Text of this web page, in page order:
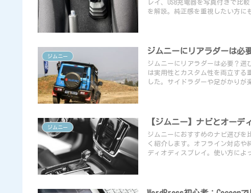
レイ、USB充電器を写真付きで比
を解説。純正感を重視したい方に
ジムニー
ジムニーにリアラダーは必
ジムニーにリアラダーは必要？選
は実用性とカスタム性を両立する
した。サイドラダーや足がかりが
ジムニー
【ジムニー】ナビとオーデ
ジムニーにおすすめのナビ選びを
く紹介します。オフライン対応や
ディオディスプレイ。使い方によ